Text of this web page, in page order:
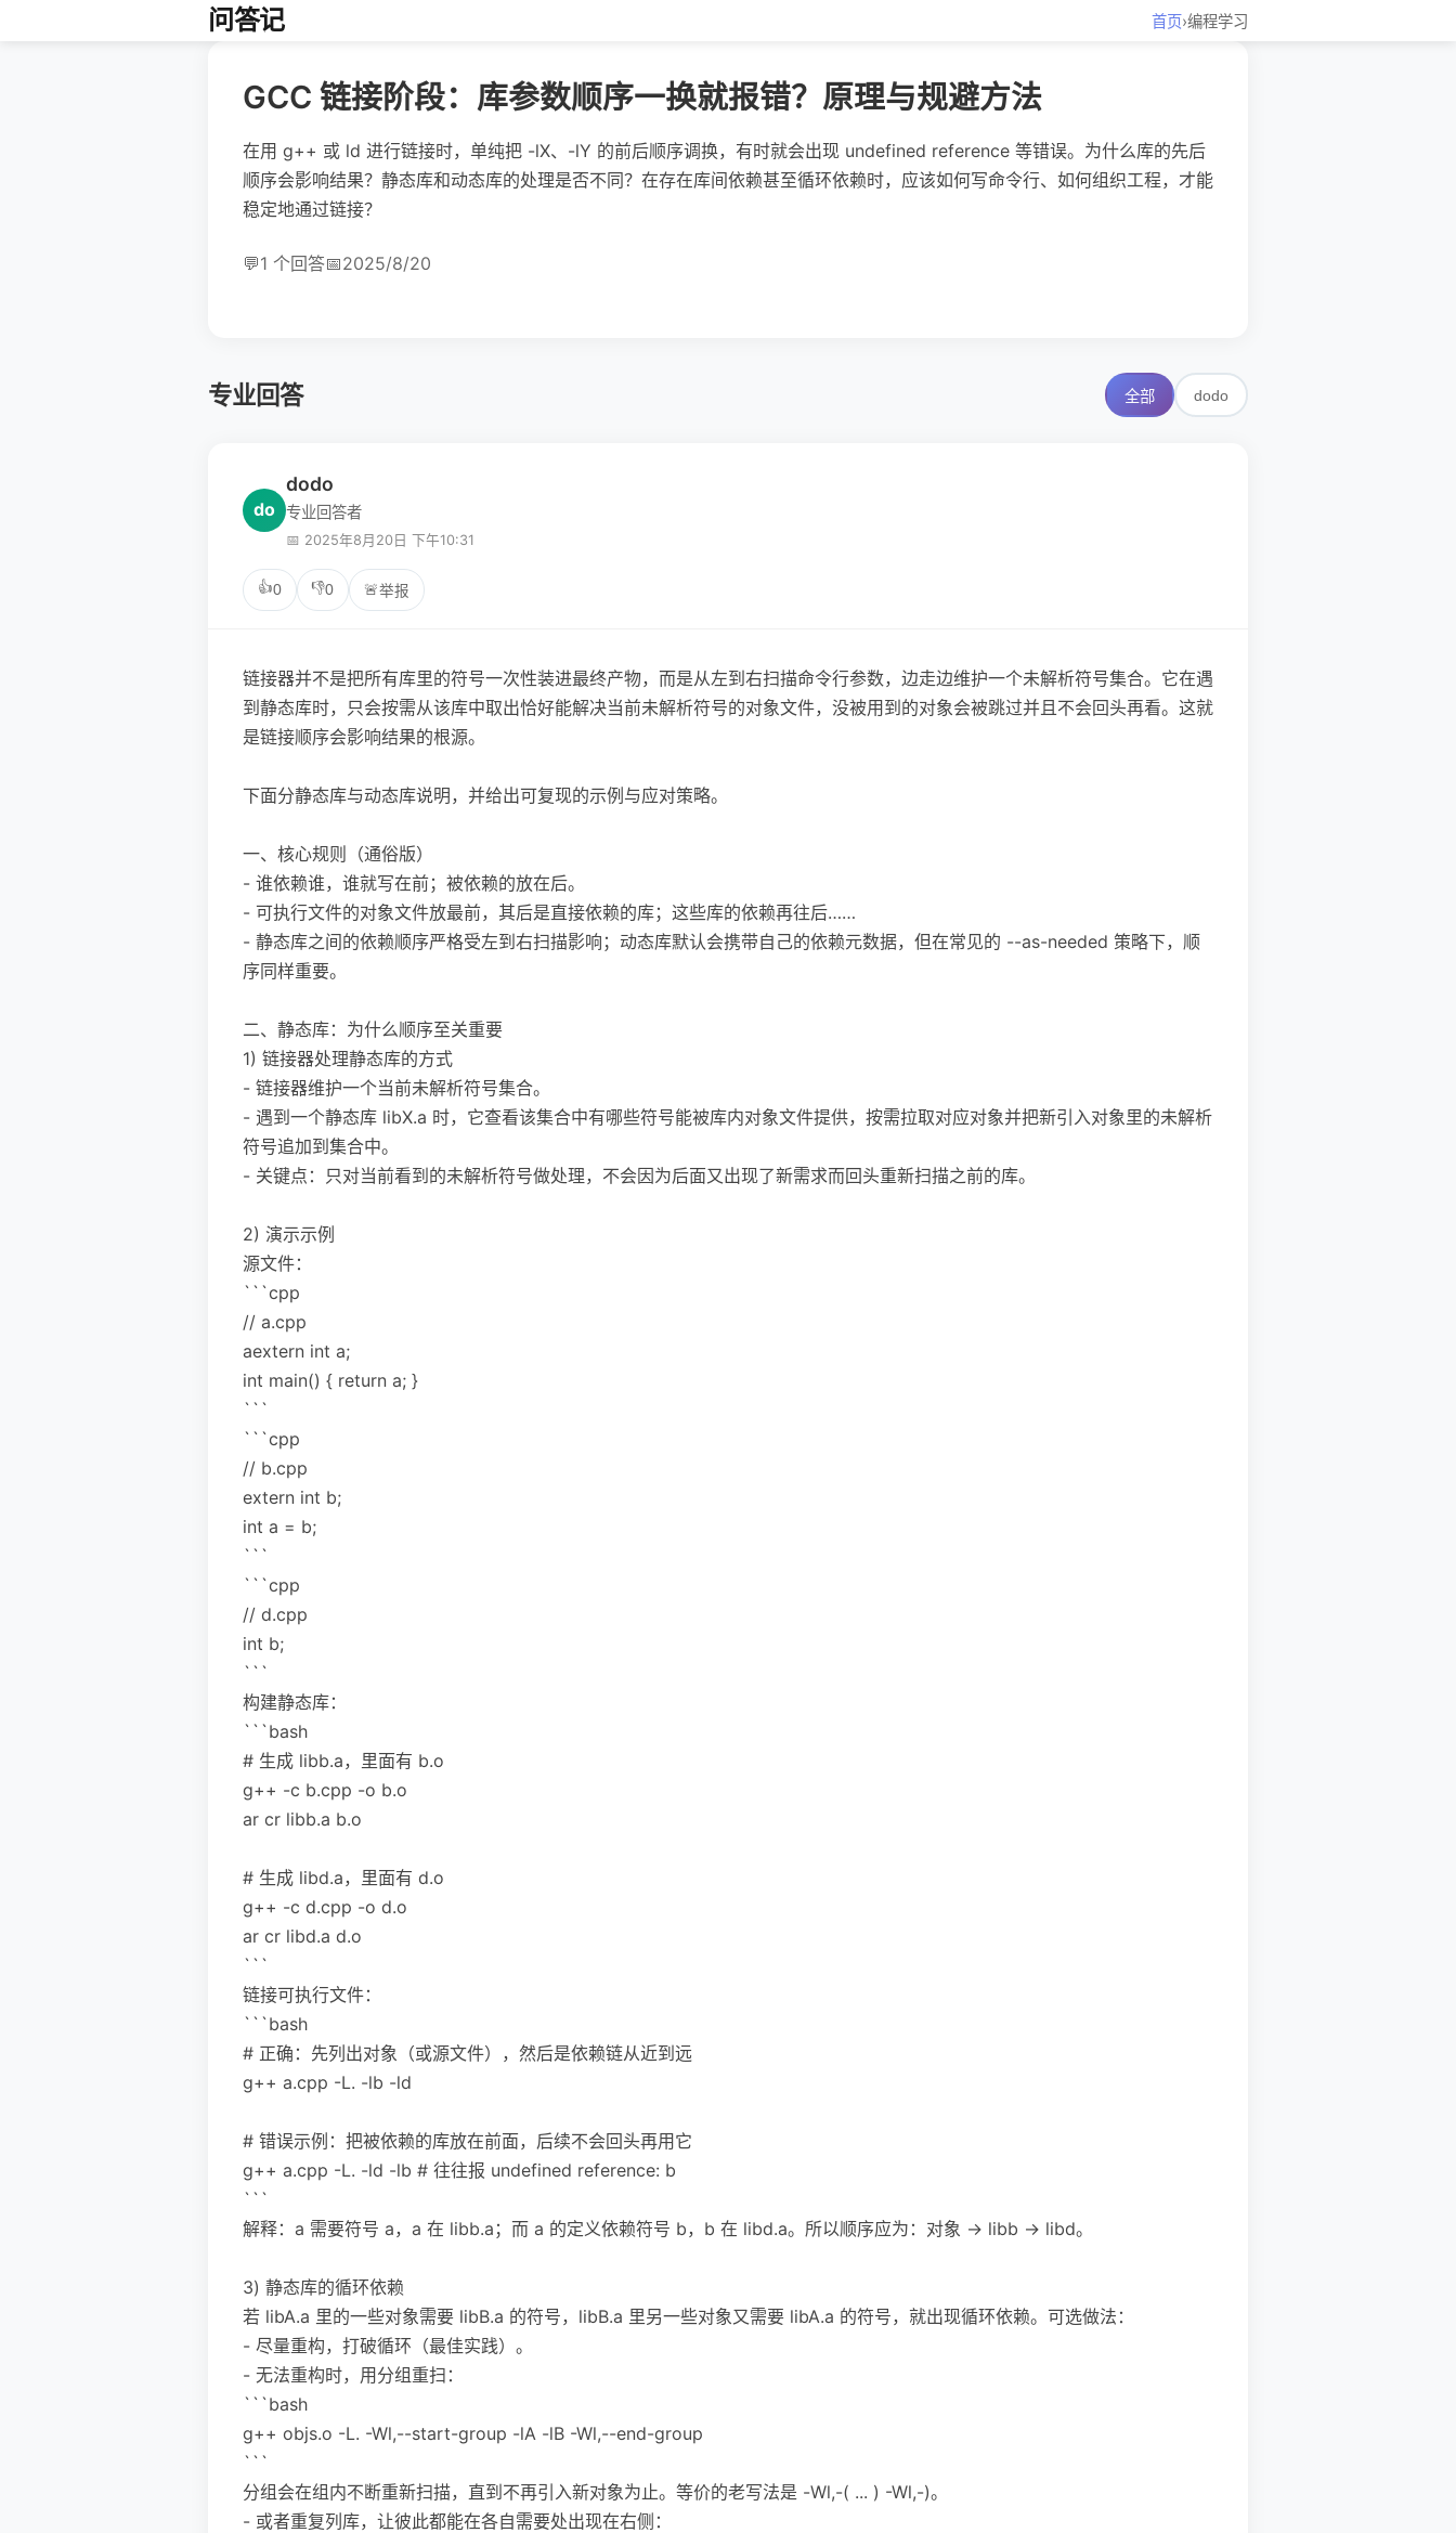
问答记 首页›编程学习
GCC 链接阶段：库参数顺序一换就报错？原理与规避方法
在用 g++ 或 ld 进行链接时，单纯把 -lX、-lY 的前后顺序调换，有时就会出现 undefined reference 等错误。为什么库的先后
顺序会影响结果？静态库和动态库的处理是否不同？在存在库间依赖甚至循环依赖时，应该如何写命令行、如何组织工程，才能
稳定地通过链接？
💬1 个回答📅2025/8/20
专业回答 全部 dodo
do
dodo
专业回答者
📅 2025年8月20日 下午10:31
👍0 👎0 🚨举报
链接器并不是把所有库里的符号一次性装进最终产物，而是从左到右扫描命令行参数，边走边维护一个未解析符号集合。它在遇
到静态库时，只会按需从该库中取出恰好能解决当前未解析符号的对象文件，没被用到的对象会被跳过并且不会回头再看。这就
是链接顺序会影响结果的根源。
下面分静态库与动态库说明，并给出可复现的示例与应对策略。
一、核心规则（通俗版）
- 谁依赖谁，谁就写在前；被依赖的放在后。
- 可执行文件的对象文件放最前，其后是直接依赖的库；这些库的依赖再往后……
- 静态库之间的依赖顺序严格受左到右扫描影响；动态库默认会携带自己的依赖元数据，但在常见的 --as-needed 策略下，顺
序同样重要。
二、静态库：为什么顺序至关重要
1) 链接器处理静态库的方式
- 链接器维护一个当前未解析符号集合。
- 遇到一个静态库 libX.a 时，它查看该集合中有哪些符号能被库内对象文件提供，按需拉取对应对象并把新引入对象里的未解析
符号追加到集合中。
- 关键点：只对当前看到的未解析符号做处理，不会因为后面又出现了新需求而回头重新扫描之前的库。
2) 演示示例
源文件：
```cpp
// a.cpp
aextern int a;
int main() { return a; }
```
```cpp
// b.cpp
extern int b;
int a = b;
```
```cpp
// d.cpp
int b;
```
构建静态库：
```bash
# 生成 libb.a，里面有 b.o
g++ -c b.cpp -o b.o
ar cr libb.a b.o
# 生成 libd.a，里面有 d.o
g++ -c d.cpp -o d.o
ar cr libd.a d.o
```
链接可执行文件：
```bash
# 正确：先列出对象（或源文件），然后是依赖链从近到远
g++ a.cpp -L. -lb -ld
# 错误示例：把被依赖的库放在前面，后续不会回头再用它
g++ a.cpp -L. -ld -lb # 往往报 undefined reference: b
```
解释：a 需要符号 a，a 在 libb.a；而 a 的定义依赖符号 b，b 在 libd.a。所以顺序应为：对象 -> libb -> libd。
3) 静态库的循环依赖
若 libA.a 里的一些对象需要 libB.a 的符号，libB.a 里另一些对象又需要 libA.a 的符号，就出现循环依赖。可选做法：
- 尽量重构，打破循环（最佳实践）。
- 无法重构时，用分组重扫：
```bash
g++ objs.o -L. -Wl,--start-group -lA -lB -Wl,--end-group
```
分组会在组内不断重新扫描，直到不再引入新对象为止。等价的老写法是 -Wl,-( ... ) -Wl,-)。
- 或者重复列库，让彼此都能在各自需要处出现在右侧：